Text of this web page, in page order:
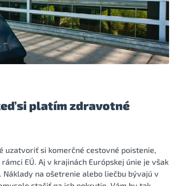
si platím zdravotné
si komerčné cestovné poistenie,
EÚ. Aj v krajinách Európskej únie je však
na ošetrenie alebo liečbu bývajú v